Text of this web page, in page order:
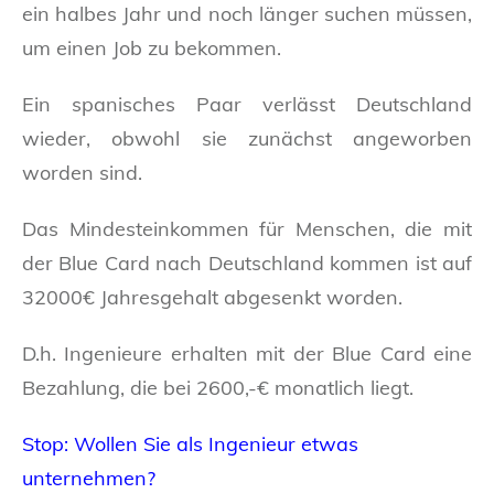
ein halbes Jahr und noch länger suchen müssen,
um einen Job zu bekommen.
Ein spanisches Paar verlässt Deutschland
wieder, obwohl sie zunächst angeworben
worden sind.
Das Mindesteinkommen für Menschen, die mit
der Blue Card nach Deutschland kommen ist auf
32000€ Jahresgehalt abgesenkt worden.
D.h. Ingenieure erhalten mit der Blue Card eine
Bezahlung, die bei 2600,-€ monatlich liegt.
Stop: Wollen Sie als Ingenieur etwas
unternehmen?